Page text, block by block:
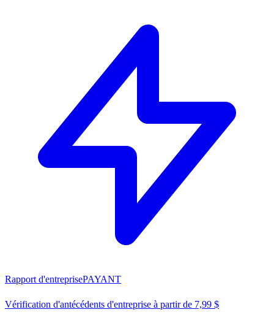
Rapport d'entreprisePAYANT
Vérification d'antécédents d'entreprise à partir de 7,99 $